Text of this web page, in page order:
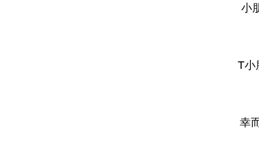
小
T小
幸